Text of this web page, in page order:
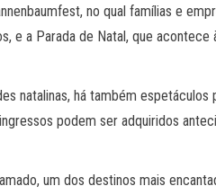
no qual famílias e
e a Parada de Natal, que acontece
natalinas, há também espetáculos
podem ser adquiridos
um dos destinos mais